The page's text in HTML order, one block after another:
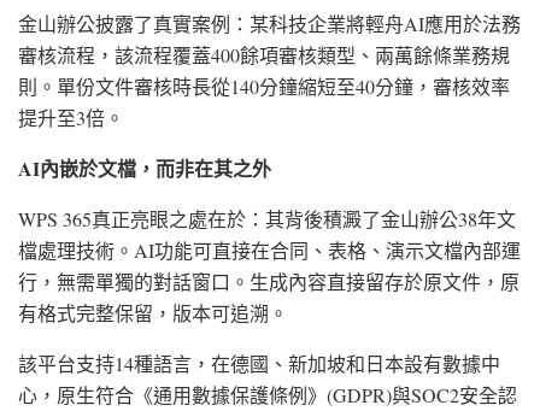
金山辦公披露了真實案例：某科技企業將輕舟AI應用於法務
審核流程，該流程覆蓋400餘項審核類型、兩萬餘條業務規
則。單份文件審核時長從140分鐘縮短至40分鐘，審核效率
提升至3倍。
AI內嵌於文檔，而非在其之外
WPS 365真正亮眼之處在於：其背後積澱了金山辦公38年文
檔處理技術。AI功能可直接在合同、表格、演示文檔內部運
行，無需單獨的對話窗口。生成內容直接留存於原文件，原
有格式完整保留，版本可追溯。
該平台支持14種語言，在德國、新加坡和日本設有數據中
心，原生符合《通用數據保護條例》(GDPR)與SOC2安全認